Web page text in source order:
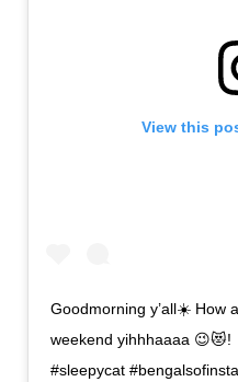
View this
Goodmorning y’all☀️ How
weekend yihhhaaaa 😉😻!
#sleepycat